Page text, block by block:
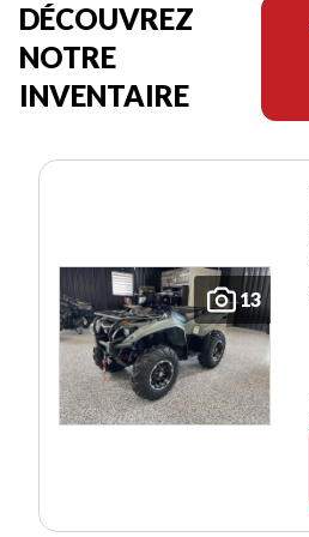
DÉCOUVREZ
NOTRE
INVENTAIRE
13